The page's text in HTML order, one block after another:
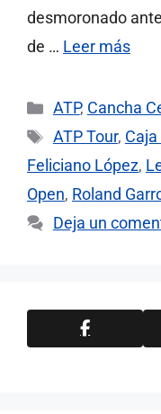
desmoronado
de … Leer más
Categorías
ATP, Cancha
Etiquetas
ATP Tour,
Feliciano López,
Open, Roland
Deja un